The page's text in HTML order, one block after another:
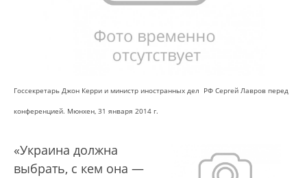
Госсекретарь Джон Керри и министр иностранных дел РФ Сергей Лавров перед
конференцией. Мюнхен, 31 января 2014 г.
«Украина должна
выбрать, с кем она —